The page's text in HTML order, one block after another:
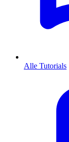
Alle Tutorials